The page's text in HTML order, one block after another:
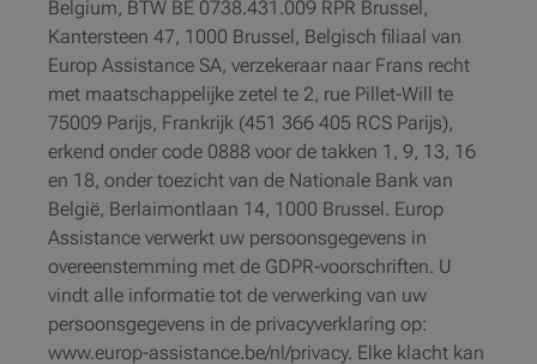
Belgium, BTW BE 0738.431.009 RPR Brussel,
Kantersteen 47, 1000 Brussel, Belgisch filiaal van
Europ Assistance SA, verzekeraar naar Frans recht
met maatschappelijke zetel te 2, rue Pillet-Will te
75009 Parijs, Frankrijk (451 366 405 RCS Parijs),
erkend onder code 0888 voor de takken 1, 9, 13, 16
en 18, onder toezicht van de Nationale Bank van
België, Berlaimontlaan 14, 1000 Brussel. Europ
Assistance verwerkt uw persoonsgegevens in
overeenstemming met de GDPR-voorschriften. U
vindt alle informatie tot de verwerking van uw
persoonsgegevens in de privacyverklaring op:
www.europ-assistance.be/nl/privacy. Elke klacht kan